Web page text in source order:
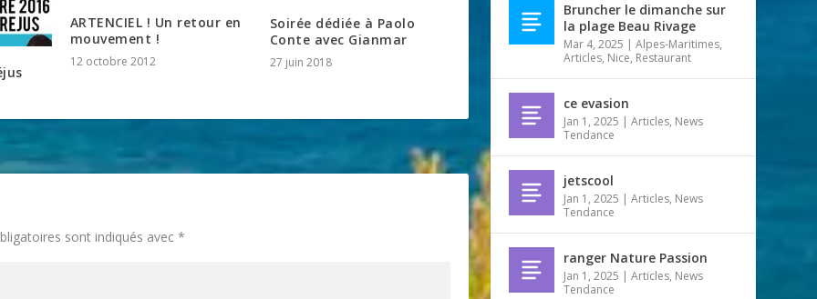
ARTENCIEL ! Un retour en
mouvement !
12 octobre 2012
Soirée dédiée à Paolo
Conte avec Gianmar
27 juin 2018
sont indiqués avec*
Bruncher le dimanche sur
la plage Beau Rivage
Mar 4, 2025 |Alpes-Maritimes,
Articles, Nice, Restaurant
ce evasion
Jan 1, 2025 |Articles, News
Tendance
jetscool
Jan 1, 2025 |Articles, News
Tendance
ranger Nature Passion
Jan 1, 2025 |Articles, News
Tendance